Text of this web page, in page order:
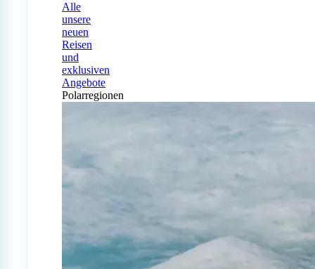
Alle
unsere
neuen
Reisen
und
exklusiven
Angebote
Polarregionen